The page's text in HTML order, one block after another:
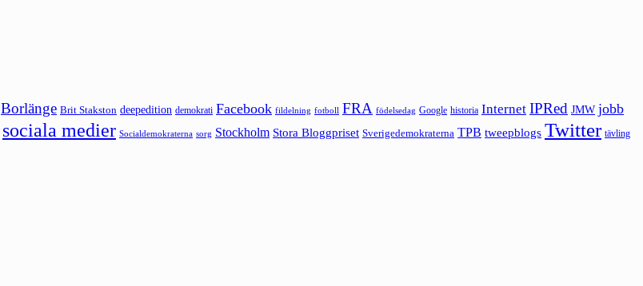
Borlänge Brit Stakston deepedition demokrati Facebook fildelning fotboll FRA födelsedag Google historia Internet IPRed JMW jobb
sociala medier Socialdemokraterna sorg Stockholm Stora Bloggpriset Sverigedemokraterna TPB tweepblogs Twitter tävling